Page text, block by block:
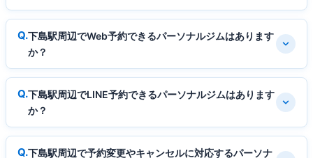
下島駅周辺でWeb予約できるパーソナルジムはあります
か？
下島駅周辺でLINE予約できるパーソナルジムはあります
か？
下島駅周辺で予約変更やキャンセルに対応するパーソナ